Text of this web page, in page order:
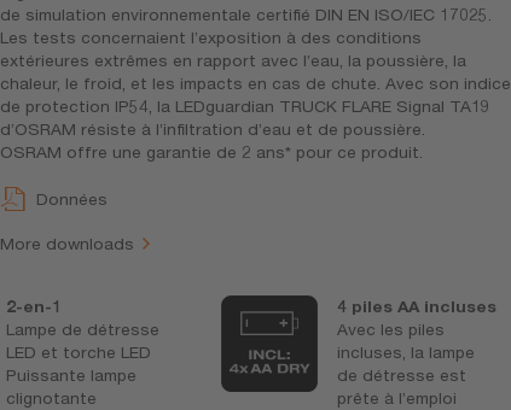
de simulation environnementale certifié DIN EN ISO/IEC 17025.
Les tests concernaient l’exposition à des conditions
extérieures extrêmes en rapport avec l’eau, la poussière, la
chaleur, le froid, et les impacts en cas de chute. Avec son indice
de protection IP54, la LEDguardian TRUCK FLARE Signal TA19
d’OSRAM résiste à l’infiltration d’eau et de poussière.
OSRAM offre une garantie de 2 ans* pour ce produit.
Données
More downloads
2-en-1
Lampe de détresse
LED et torche LED
Puissante lampe
clignotante
4 piles AA incluses
Avec les piles
incluses, la lampe
de détresse est
prête à l’emploi